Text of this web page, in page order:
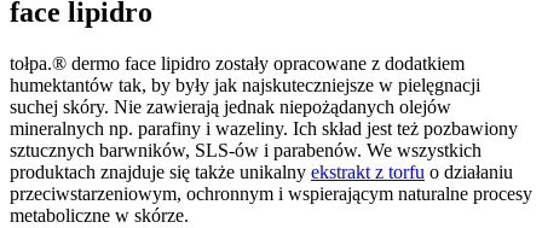
face lipidro
tołpa.® dermo face lipidro zostały opracowane z dodatkiem
humektantów tak, by były jak najskuteczniejsze w pielęgnacji
suchej skóry. Nie zawierają jednak niepożądanych olejów
mineralnych np. parafiny i wazeliny. Ich skład jest też pozbawiony
sztucznych barwników, SLS-ów i parabenów. We wszystkich
produktach znajduje się także unikalny ekstrakt z torfu o działaniu
przeciwstarzeniowym, ochronnym i wspierającym naturalne procesy
metaboliczne w skórze.